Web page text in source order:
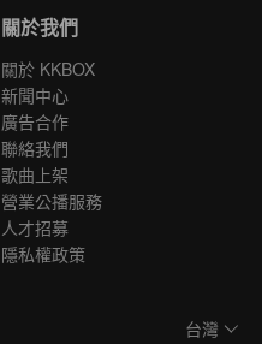
關於我們
關於 KKBOX
新聞中心
廣告合作
聯絡我們
歌曲上架
營業公播服務
人才招募
隱私權政策
台灣